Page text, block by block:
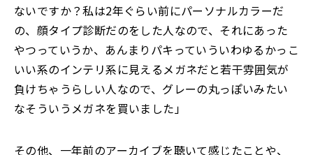
ないですか？私は2年ぐらい前にパーソナルカラーだ
の、顔タイプ診断だのをした人なので、それにあった
やつっていうか、あんまりパキっていういわゆるかっこ
いい系のインテリ系に見えるメガネだと若干雰囲気が
負けちゃうらしい人なので、グレーの丸っぽいみたい
なそういうメガネを買いました」
その他、一年前のアーカイブを聴いて感じたことや、